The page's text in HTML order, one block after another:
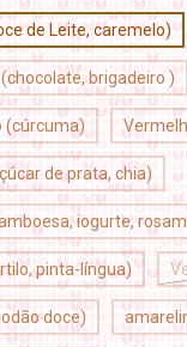
de Leite, caremelo)
brigadeiro )
(cúrcuma)
de prata, chia)
iogurte,
pinta-língua)
doce)